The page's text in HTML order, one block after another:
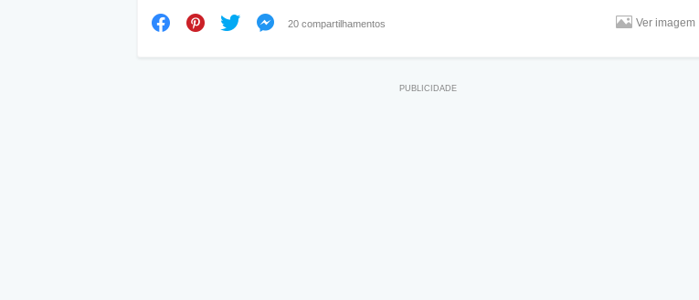
20 compartilhamentos Ver imagem